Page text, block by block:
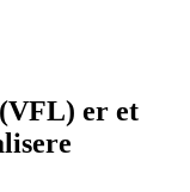
er et